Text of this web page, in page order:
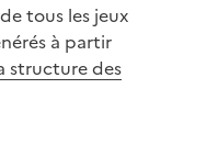
tous les jeux
à partir
structure des